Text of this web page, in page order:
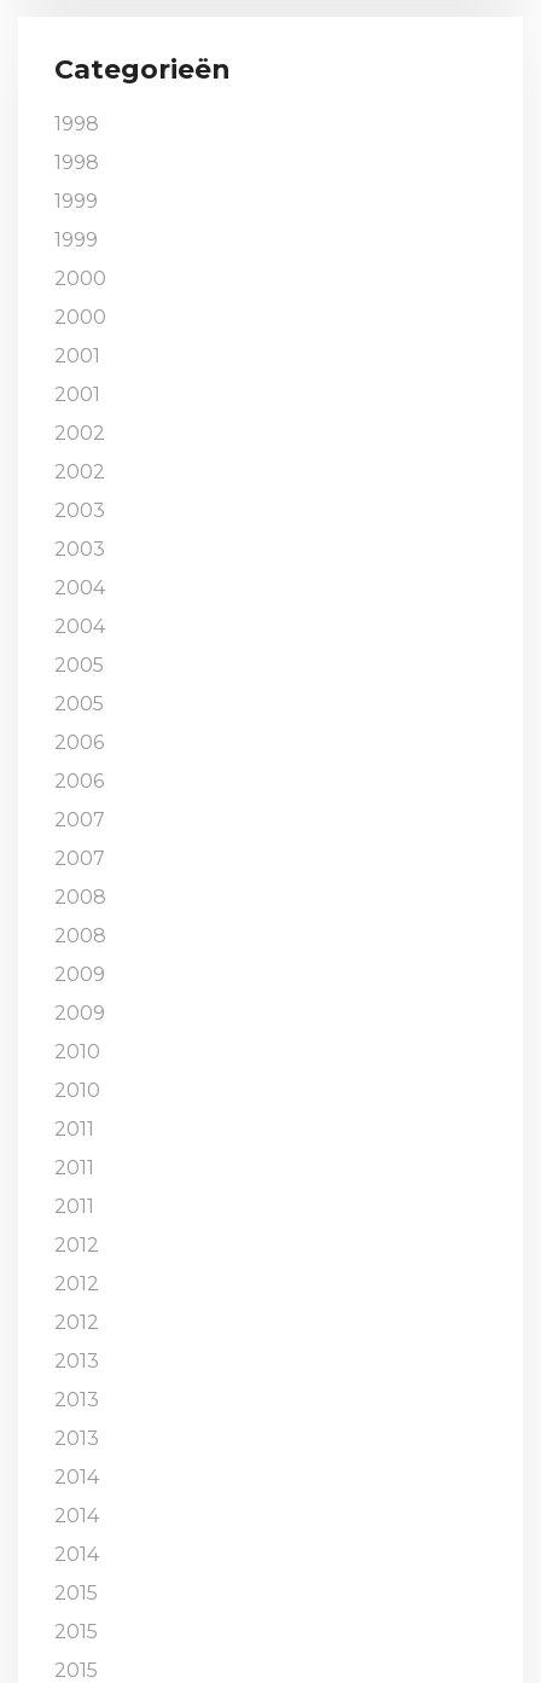
Categorieën
1998
1998
1999
1999
2000
2000
2001
2001
2002
2002
2003
2003
2004
2004
2005
2005
2006
2006
2007
2007
2008
2008
2009
2009
2010
2010
2011
2011
2011
2012
2012
2012
2013
2013
2013
2014
2014
2014
2015
2015
2015